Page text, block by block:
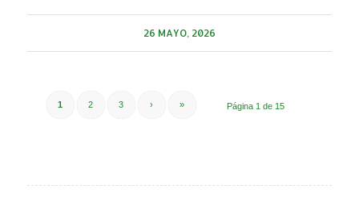
26 MAYO, 2026
Página 1 de 15
1 2 3 › »